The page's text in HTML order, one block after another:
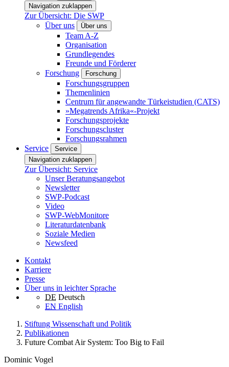
Navigation zuklappen
Zur Übersicht: Die SWP
Über uns
Über uns
Team A-Z
Organisation
Grundlegendes
Freunde und Förderer
Forschung
Forschung
Forschungsgruppen
Themenlinien
Centrum für angewandte Türkeistudien (CATS)
»Megatrends Afrika«-Projekt
Forschungsprojekte
Forschungscluster
Forschungsrahmen
Service
Service
Navigation zuklappen
Zur Übersicht: Service
Unser Beratungsangebot
Newsletter
SWP-Podcast
Video
SWP-WebMonitore
Literaturdatenbank
Soziale Medien
Newsfeed
Kontakt
Karriere
Presse
Über uns in leichter Sprache
DE Deutsch
EN English
Stiftung Wissenschaft und Politik
Publikationen
Future Combat Air System: Too Big to Fail
Dominic Vogel